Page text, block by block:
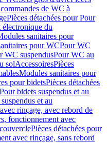
de WC à
Pièces détachées pour Pour
électronique du
sanitaires pour
pour WCPour WC
WC suspendusPour WC au
solAccessoiresPièces
Modules sanitaires pour
pour bidetsPièces détachées
Pour bidets suspendus et au
et au
rinçage, avec rebord de
fonctionnement avec
Pièces détachées pour
avec rinçage, sans rebord